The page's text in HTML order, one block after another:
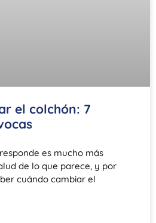
el colchón: 7
es mucho más
de lo que parece, y por
cuándo cambiar el